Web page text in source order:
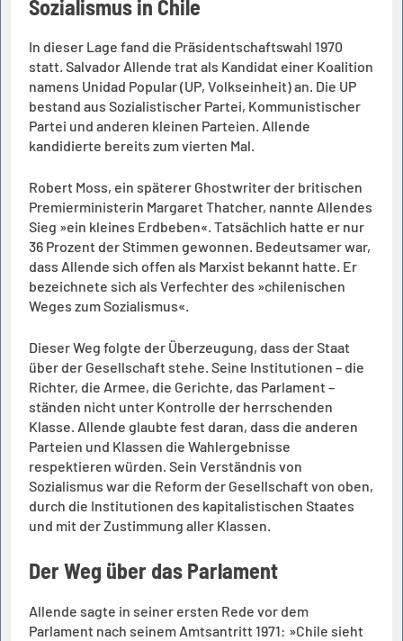
Sozialismus in Chile
In dieser Lage fand die Präsidentschaftswahl 1970
statt. Salvador Allende trat als Kandidat einer Koalition
namens Unidad Popular (UP, Volkseinheit) an. Die UP
bestand aus Sozialistischer Partei, Kommunistischer
Partei und anderen kleinen Parteien. Allende
kandidierte bereits zum vierten Mal.
Robert Moss, ein späterer Ghostwriter der britischen
Premierministerin Margaret Thatcher, nannte Allendes
Sieg »ein kleines Erdbeben«. Tatsächlich hatte er nur
36 Prozent der Stimmen gewonnen. Bedeutsamer war,
dass Allende sich offen als Marxist bekannt hatte. Er
bezeichnete sich als Verfechter des »chilenischen
Weges zum Sozialismus«.
Dieser Weg folgte der Überzeugung, dass der Staat
über der Gesellschaft stehe. Seine Institutionen – die
Richter, die Armee, die Gerichte, das Parlament –
ständen nicht unter Kontrolle der herrschenden
Klasse. Allende glaubte fest daran, dass die anderen
Parteien und Klassen die Wahlergebnisse
respektieren würden. Sein Verständnis von
Sozialismus war die Reform der Gesellschaft von oben,
durch die Institutionen des kapitalistischen Staates
und mit der Zustimmung aller Klassen.
Der Weg über das Parlament
Allende sagte in seiner ersten Rede vor dem
Parlament nach seinem Amtsantritt 1971: »Chile sieht